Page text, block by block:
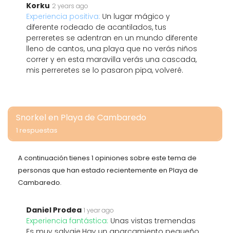
Korku 2 years ago
Experiencia positiva: Un lugar mágico y
diferente rodeado de acantilados, tus
perreretes se adentran en un mundo diferente
lleno de cantos, una playa que no verás niños
correr y en esta maravilla verás una cascada,
mis perreretes se lo pasaron pipa, volveré.
Snorkel en Playa de Cambaredo
1 respuestas
A continuación tienes 1 opiniones sobre este tema de
personas que han estado recientemente en Playa de
Cambaredo.
Daniel Prodea 1 year ago
Experiencia fantástica: Unas vistas tremendas